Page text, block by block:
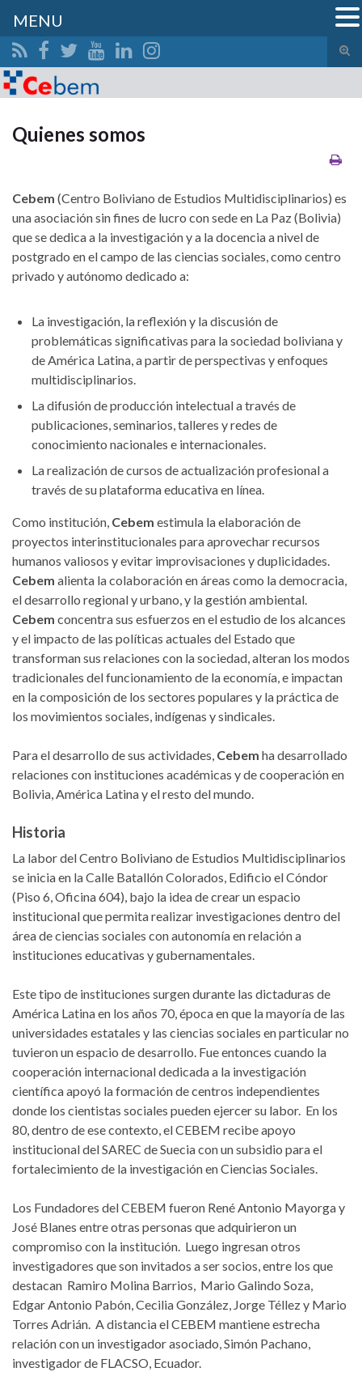
el
Search for:
Quienes somos
Cebem (Centro Boliviano de Estudios Multidisciplinarios) es
una asociación sin fines de lucro con sede en La Paz (Bolivia)
que se dedica a la investigación y a la docencia a nivel de
postgrado en el campo de las ciencias sociales, como centro
privado y autónomo dedicado a:
La investigación, la reflexión y la discusión de
problemáticas significativas para la sociedad boliviana y
de América Latina, a partir de perspectivas y enfoques
multidisciplinarios.
La difusión de producción intelectual a través de
publicaciones, seminarios, talleres y redes de
conocimiento nacionales e internacionales.
La realización de cursos de actualización profesional a
través de su plataforma educativa en línea.
Como institución, Cebem estimula la elaboración de
proyectos interinstitucionales para aprovechar recursos
humanos valiosos y evitar improvisaciones y duplicidades.
Cebem alienta la colaboración en áreas como la democracia,
el desarrollo regional y urbano, y la gestión ambiental.
Cebem concentra sus esfuerzos en el estudio de los alcances
y el impacto de las políticas actuales del Estado que
transforman sus relaciones con la sociedad, alteran los modos
tradicionales del funcionamiento de la economía, e impactan
en la composición de los sectores populares y la práctica de
los movimientos sociales, indígenas y sindicales.
Para el desarrollo de sus actividades, Cebem ha desarrollado
relaciones con instituciones académicas y de cooperación en
Bolivia, América Latina y el resto del mundo.
Historia
La labor del Centro Boliviano de Estudios Multidisciplinarios
se inicia en la Calle Batallón Colorados, Edificio el Cóndor
(Piso 6, Oficina 604), bajo la idea de crear un espacio
institucional que permita realizar investigaciones dentro del
área de ciencias sociales con autonomía en relación a
instituciones educativas y gubernamentales.
Este tipo de instituciones surgen durante las dictaduras de
América Latina en los años 70, época en que la mayoría de las
universidades estatales y las ciencias sociales en particular no
tuvieron un espacio de desarrollo. Fue entonces cuando la
cooperación internacional dedicada a la investigación
científica apoyó la formación de centros independientes
donde los cientistas sociales pueden ejercer su labor. En los
80, dentro de ese contexto, el CEBEM recibe apoyo
institucional del SAREC de Suecia con un subsidio para el
fortalecimiento de la investigación en Ciencias Sociales.
Los Fundadores del CEBEM fueron René Antonio Mayorga y
José Blanes entre otras personas que adquirieron un
compromiso con la institución. Luego ingresan otros
investigadores que son invitados a ser socios, entre los que
destacan Ramiro Molina Barrios, Mario Galindo Soza,
Edgar Antonio Pabón, Cecilia González, Jorge Téllez y Mario
Torres Adrián. A distancia el CEBEM mantiene estrecha
relación con un investigador asociado, Simón Pachano,
investigador de FLACSO, Ecuador.
MENU